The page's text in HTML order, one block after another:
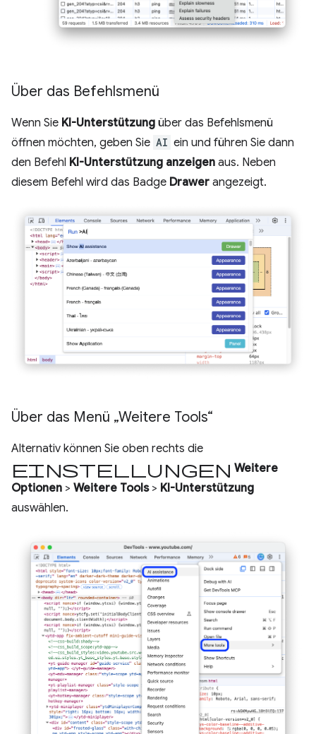
Über das Befehlsmenü
Wenn Sie KI-Unterstützung über das Befehlsmenü
öffnen möchten, geben Sie AI ein und führen Sie dann
den Befehl KI-Unterstützung anzeigen aus. Neben
diesem Befehl wird das Badge Drawer angezeigt.
Über das Menü „Weitere Tools“
Alternativ können Sie oben rechts die
Einstellungen Weitere
Optionen > Weitere Tools> KI-Unterstützung
auswählen.